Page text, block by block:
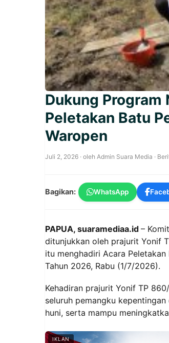
Dukung Program
Peletakan Batu
Waropen
Juli 2, 2026 · oleh Admin Suara Media ·
Bagikan: WhatsApp
PAPUA, suaramediaa.id –
ditunjukkan oleh prajurit Yonif
itu menghadiri Acara
Tahun 2026, Rabu (1/7/2026).
Kehadiran prajurit Yonif TP
seluruh pemangku
huni, serta mampu
IKLAN